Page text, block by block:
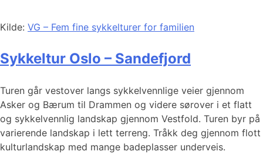
Kilde: VG – Fem fine sykkelturer for familien
Sykkeltur Oslo – Sandefjord
Turen går vestover langs sykkelvennlige veier gjennom
Asker og Bærum til Drammen og videre sørover i et flatt
og sykkelvennlig landskap gjennom Vestfold. Turen byr på
varierende landskap i lett terreng. Tråkk deg gjennom flott
kulturlandskap med mange badeplasser underveis.